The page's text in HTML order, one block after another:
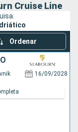
Cruise Line
Ordenar
16/09/2028